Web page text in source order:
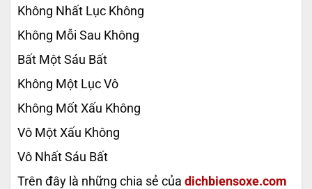
Không Nhất Lục Không
Không Mỗi Sau Không
Bất Một Sáu Bất
Không Một Lục Vô
Không Mốt Xấu Không
Vô Một Xấu Không
Vô Nhất Sáu Bất
Trên đây là những chia sẻ của dichbiensoxe.com